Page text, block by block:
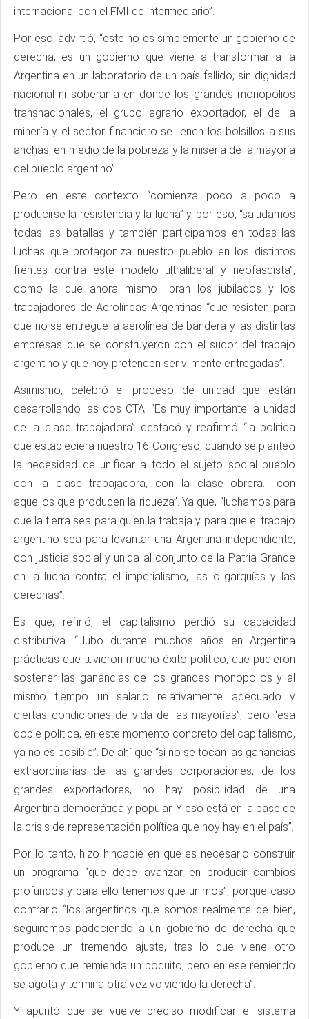
internacional con el FMI de intermediario”.
Por eso, advirtió, “este no es simplemente un gobierno de
derecha, es un gobierno que viene a transformar a la
Argentina en un laboratorio de un país fallido, sin dignidad
nacional ni soberanía en donde los grandes monopolios
transnacionales, el grupo agrario exportador, el de la
minería y el sector financiero se llenen los bolsillos a sus
anchas, en medio de la pobreza y la miseria de la mayoría
del pueblo argentino”.
Pero en este contexto “comienza poco a poco a
producirse la resistencia y la lucha” y, por eso, “saludamos
todas las batallas y también participamos en todas las
luchas que protagoniza nuestro pueblo en los distintos
frentes contra este modelo ultraliberal y neofascista”,
como la que ahora mismo libran los jubilados y los
trabajadores de Aerolíneas Argentinas “que resisten para
que no se entregue la aerolínea de bandera y las distintas
empresas que se construyeron con el sudor del trabajo
argentino y que hoy pretenden ser vilmente entregadas”.
Asimismo, celebró el proceso de unidad que están
desarrollando las dos CTA. “Es muy importante la unidad
de la clase trabajadora” destacó y reafirmó “la política
que estableciera nuestro 16 Congreso, cuando se planteó
la necesidad de unificar a todo el sujeto social pueblo
con la clase trabajadora, con la clase obrera… con
aquellos que producen la riqueza”. Ya que, “luchamos para
que la tierra sea para quien la trabaja y para que el trabajo
argentino sea para levantar una Argentina independiente,
con justicia social y unida al conjunto de la Patria Grande
en la lucha contra el imperialismo, las oligarquías y las
derechas”.
Es que, refirió, el capitalismo perdió su capacidad
distributiva. “Hubo durante muchos años en Argentina
prácticas que tuvieron mucho éxito político, que pudieron
sostener las ganancias de los grandes monopolios y al
mismo tiempo un salario relativamente adecuado y
ciertas condiciones de vida de las mayorías”, pero “esa
doble política, en este momento concreto del capitalismo,
ya no es posible”. De ahí que “si no se tocan las ganancias
extraordinarias de las grandes corporaciones, de los
grandes exportadores, no hay posibilidad de una
Argentina democrática y popular. Y eso está en la base de
la crisis de representación política que hoy hay en el país”.
Por lo tanto, hizo hincapié en que es necesario construir
un programa “que debe avanzar en producir cambios
profundos y para ello tenemos que unirnos”, porque caso
contrario “los argentinos que somos realmente de bien,
seguiremos padeciendo a un gobierno de derecha que
produce un tremendo ajuste, tras lo que viene otro
gobierno que remienda un poquito, pero en ese remiendo
se agota y termina otra vez volviendo la derecha”.
Y apuntó que se vuelve preciso modificar el sistema